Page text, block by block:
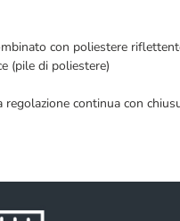
con poliestere
(pile di poliestere)
regolazione continua con